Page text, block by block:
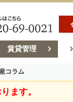
賃貸管理
コラム
ムます。